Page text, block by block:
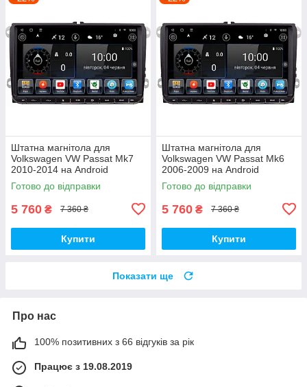
Штатна магнітола для
Volkswagen VW Passat Mk7
2010-2014 на Android
Готово до відправки
5 760 ₴ 7 360 ₴
Купити
Штатна магнітола для
Volkswagen VW Passat Mk6
2006-2009 на Android
Готово до відправки
5 760 ₴ 7 360 ₴
Купити
Показати ще
Про нас
100% позитивних з 66 відгуків за рік
Працює з 19.08.2019